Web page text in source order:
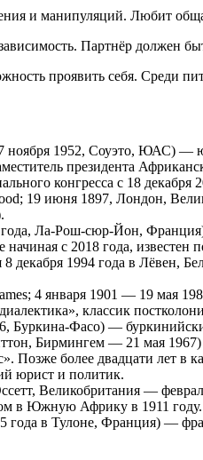
и манипуляций. Любит
Партнёр должен
проявить себя. Среди
ноября 1952, Соуэто, ЮАС) —
президента
конгресса с 18 декабря
19 июня 1897, Лондон,
Ла-Рош-сюр-Йон,
начиная с 2018 года,
декабря 1994 года в Лёвен,
4 января 1901 — 19 мая
классик
Буркина-Фасо) —
Бирмингем — 21 мая
Позже более двадцати лет в
юрист и политик.
Великобритания —
в Южную Африку в 1911 году.
года в Тулоне, Франция) —